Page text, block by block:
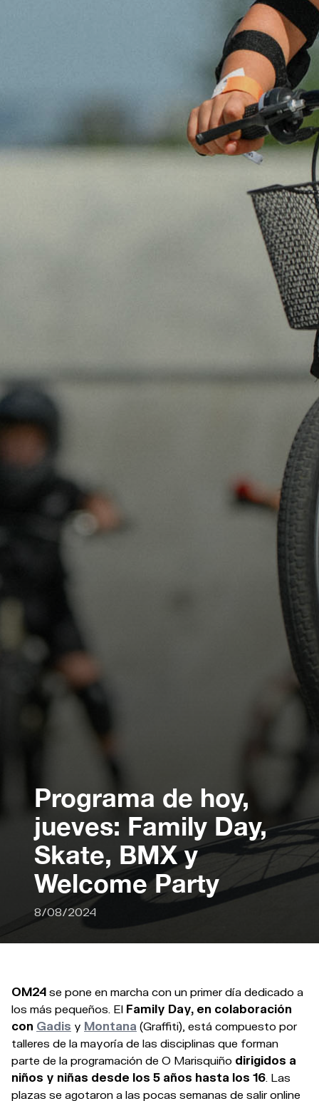
Programa de hoy,
jueves: Family Day,
Skate, BMX y
Welcome Party
8/08/2024
OM24 se pone en marcha con un primer día dedicado a
los más pequeños. El Family Day, en colaboración
con Gadis y Montana (Graffiti), está compuesto por
talleres de la mayoría de las disciplinas que forman
parte de la programación de O Marisquiño dirigidos a
niños y niñas desde los 5 años hasta los 16 . Las
plazas se agotaron a las pocas semanas de salir online